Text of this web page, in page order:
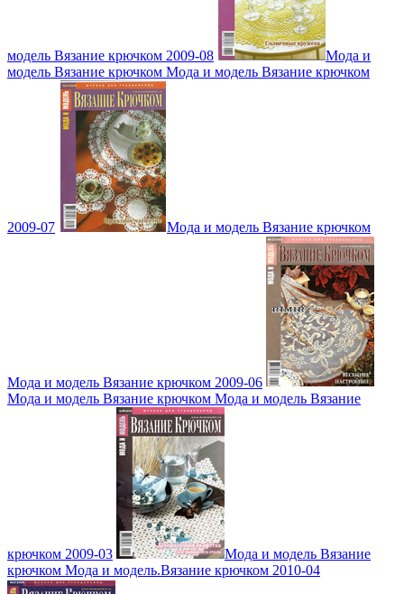
модель Вязание крючком 2009-08
Мода и
модель Вязание крючком Мода и модель Вязание крючком
2009-07 Мода и модель Вязание крючком
Мода и модель Вязание крючком 2009-06
Мода и модель Вязание крючком Мода и модель Вязание
крючком 2009-03
Мода и модель Вязание
крючком Мода и модель.Вязание крючком 2010-04